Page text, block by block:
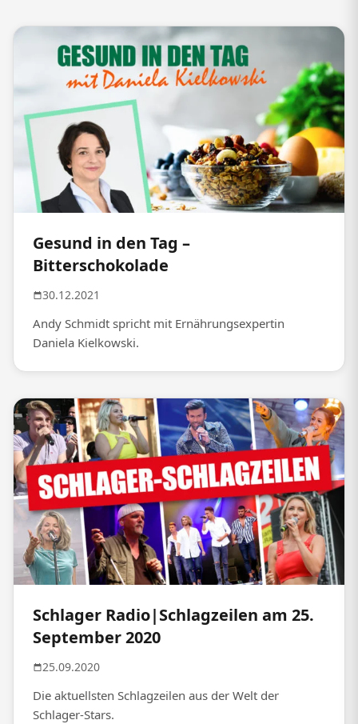
Gesund in den Tag –
Bitterschokolade
30.12.2021
Andy Schmidt spricht mit Ernährungsexpertin
Daniela Kielkowski.
Schlager Radio|Schlagzeilen am 25.
September 2020
25.09.2020
Die aktuellsten Schlagzeilen aus der Welt der
Schlager-Stars.